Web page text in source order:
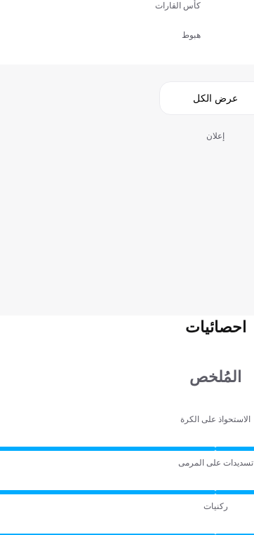
كأس القارات
هبوط
عرض الكل
إعلان
احصائيات
المُلخص
الاستحواذ على الكرة
تسديدات على المرمى
ركنيات